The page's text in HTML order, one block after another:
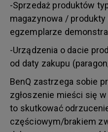
-Sprzedaż produktów
magazynowa /
egzemplarze
-Urządzenia o dacie
od daty zakupu
BenQ zastrzega sobie
zgłoszenie mieści się
to skutkować
częściowym/brakiem